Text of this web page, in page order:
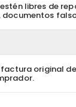
libres de
documentos
original